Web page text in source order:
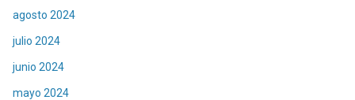
agosto 2024
julio 2024
junio 2024
mayo 2024